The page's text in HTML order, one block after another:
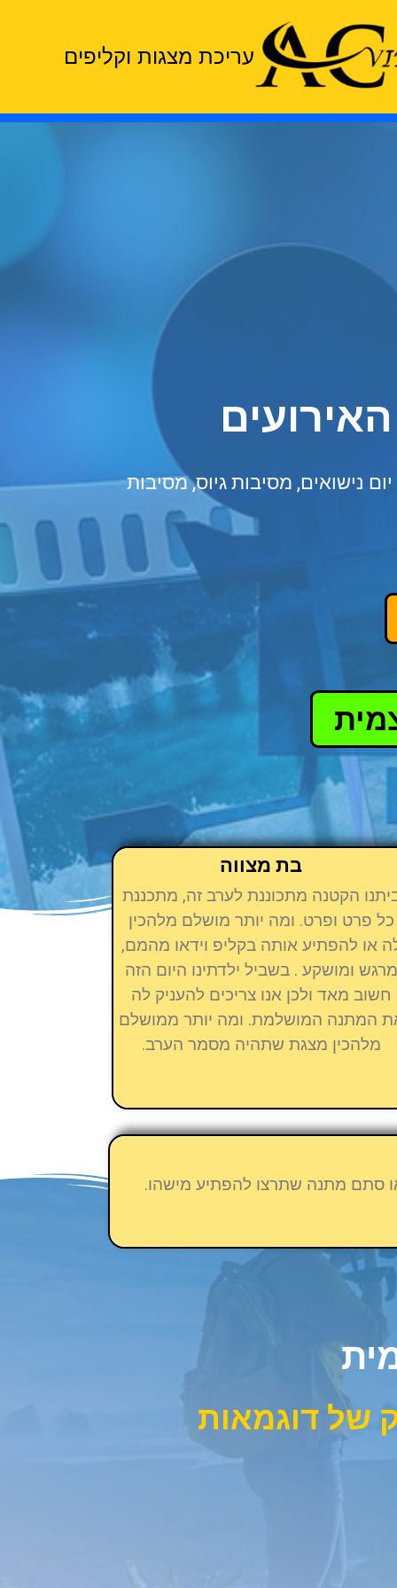
עריכת מצגות וקליפים
נישואים, מסיבות גיוס, מסיבות
בת מצווה
הקטנה מתכוננת לערב זה, מתכננת
כל פרט ופרט. ומה יותר מושלם מלהכין
או להפתיע אותה בקליפ וידאו מהמם,
מרגש ומושקע . בשביל ילדתינו היום הזה
חשוב מאד ולכן אנו צריכים להעניק לה
המתנה המושלמת. ומה יותר ממושלם
מלהכין מצגת שתהיה מסמר הערב.
או סתם מתנה שתרצו להפתיע מישהו.
של דוגמאות